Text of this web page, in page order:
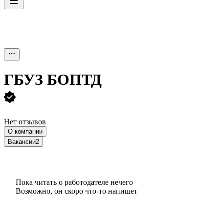
ГБУЗ БОПТД
Нет отзывов
О компании
Вакансии2
Пока читать о работодателе нечего
Возможно, он скоро что‑то напишет